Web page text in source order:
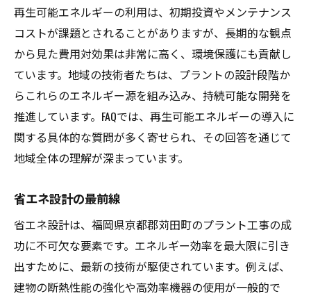
再生可能エネルギーの利用は、初期投資やメンテナンス
コストが課題とされることがありますが、長期的な観点
から見た費用対効果は非常に高く、環境保護にも貢献し
ています。地域の技術者たちは、プラントの設計段階か
らこれらのエネルギー源を組み込み、持続可能な開発を
推進しています。FAQでは、再生可能エネルギーの導入に
関する具体的な質問が多く寄せられ、その回答を通じて
地域全体の理解が深まっています。
省エネ設計の最前線
省エネ設計は、福岡県京都郡苅田町のプラント工事の成
功に不可欠な要素です。エネルギー効率を最大限に引き
出すために、最新の技術が駆使されています。例えば、
建物の断熱性能の強化や高効率機器の使用が一般的で